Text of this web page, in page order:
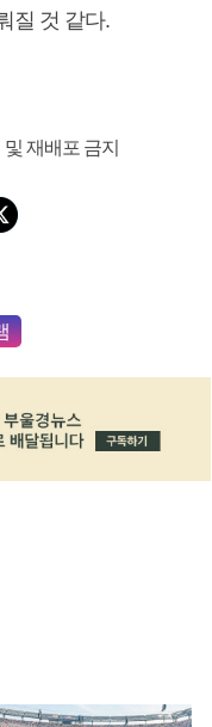
질 것 같다.
재배포 금지